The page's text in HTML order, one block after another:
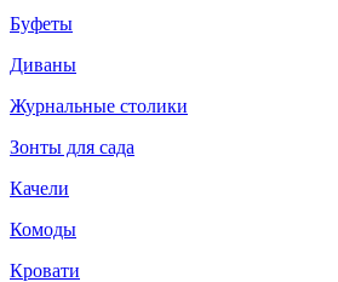
Буфеты
Диваны
Журнальные столики
Зонты для сада
Качели
Комоды
Кровати